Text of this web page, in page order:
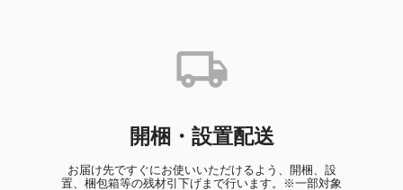
開梱・設置配送
お届け先ですぐにお使いいただけるよう、開梱、設
置、梱包箱等の残材引下げまで行います。※一部対象